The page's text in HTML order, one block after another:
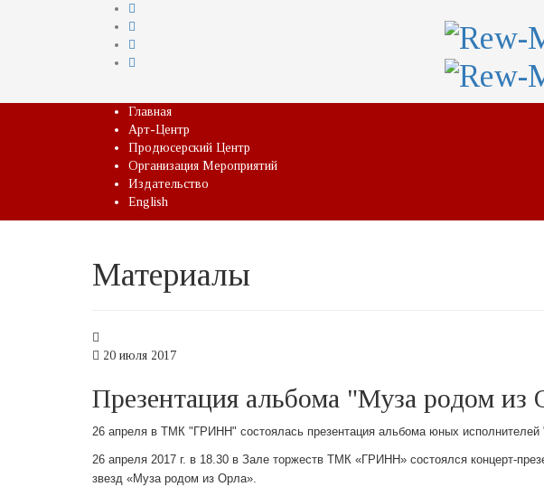
Главная
Арт-Центр
Продюсерский Центр
Организация Мероприятий
Издательство
English
Материалы
20 июля 2017
Презентация альбома "Муза родом из
26 апреля в ТМК "ГРИНН" состоялась презентация альбома юных
26 апреля 2017 г. в 18.30 в Зале торжеств ТМК «ГРИНН» состоялся концерт-
звезд «Муза родом из Орла».